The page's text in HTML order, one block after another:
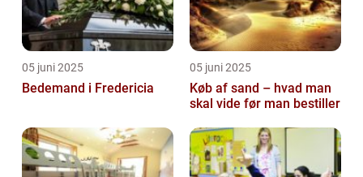
05 juni 2025
Bedemand i Fredericia
05 juni 2025
Køb af sand – hvad man
skal vide før man bestiller